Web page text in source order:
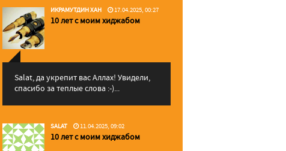
ИКРАМУТДИН ХАН 17.04.2025, 00:27
10 лет с моим хиджабом
Salat, да укрепит вас Аллаx! Увидели,
спасибо за теплые слова :-)...
SALAT 11.04.2025, 09:02
10 лет с моим хиджабом